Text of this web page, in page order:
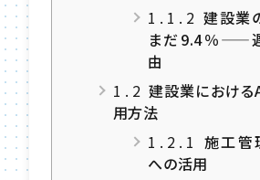
1.1.2 建設業
まだ9.4％——
由
1.2 建設業におけ
用方法
1.2.1 施工管
への活用